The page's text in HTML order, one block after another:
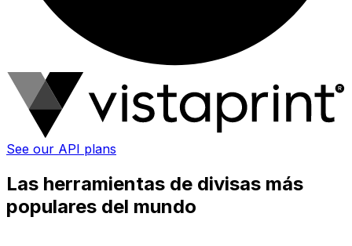
See our API plans
Las herramientas de divisas más
populares del mundo